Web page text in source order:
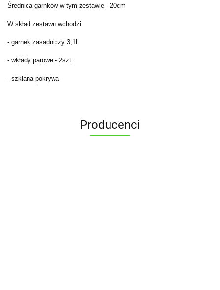
Średnica garnków w tym zestawie - 20cm
W skład zestawu wchodzi:
- garnek zasadniczy 3,1l
- wkłady parowe - 2szt.
- szklana pokrywa
Producenci